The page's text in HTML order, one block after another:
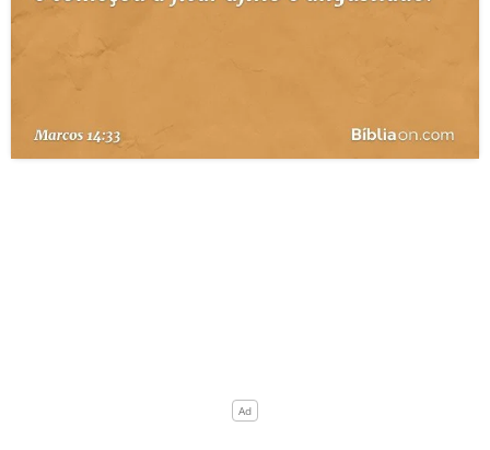
ESBOÇOS DE PREGAÇÃO
PERGUNTE À BÍBLIA